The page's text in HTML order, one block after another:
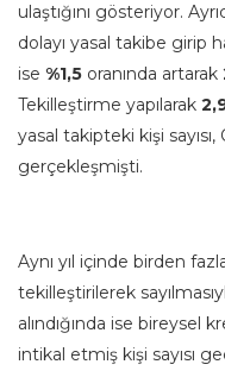
ulaştığını gösteriyor.
dolayı yasal takibe girip
ise %1,5 oranında artarak
Tekilleştirme yapılarak
yasal takipteki kişi sayısı,
gerçekleşmişti.
Aynı yıl içinde birden
tekilleştirilerek
alındığında ise bireysel
intikal etmiş kişi sayısı